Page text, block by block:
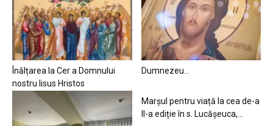
Înălțarea la Cer a Domnului
nostru Iisus Hristos
Dumnezeu…
Marșul pentru viață la cea de-a
II-a ediție în s. Lucășeuca,...